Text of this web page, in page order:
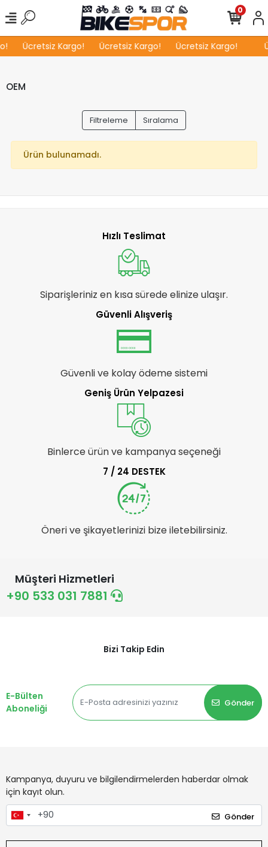
Ücretsiz Kargo! Ücretsiz Kargo! Ücretsiz Kargo!
0
OEM
Filtreleme Sıralama
Ürün bulunamadı.
Hızlı Teslimat
Siparişleriniz en kısa sürede elinize ulaşır.
Güvenli Alışveriş
Güvenli ve kolay ödeme sistemi
Geniş Ürün Yelpazesi
Binlerce ürün ve kampanya seçeneği
7 / 24 DESTEK
Öneri ve şikayetlerinizi bize iletebilirsiniz.
Müşteri Hizmetleri
+90 533 031 7881
Bizi Takip Edin
E-Bülten
Aboneliği
Gönder
Kampanya, duyuru ve bilgilendirmelerden haberdar olmak
için kayıt olun.
Gönder